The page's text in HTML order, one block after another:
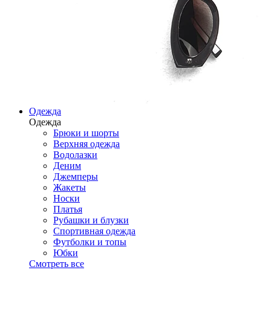
Одежда
Одежда
Брюки и шорты
Верхняя одежда
Водолазки
Деним
Джемперы
Жакеты
Носки
Платья
Рубашки и блузки
Спортивная одежда
Футболки и топы
Юбки
Смотреть все